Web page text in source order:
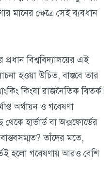
মানের ক্ষেত্রে সেই ব্যবধান
বিশ্ববিদ্যালয়ের এই
হওয়া উচিত, বাস্তবে তার
কিংবা রাজনৈতিক বিতর্ক।
অর্থায়ন ও গবেষণা
হার্ভার্ড বা অক্সফোর্ডের
তাঁদের মতে,
হলো গবেষণায় আরও বেশি